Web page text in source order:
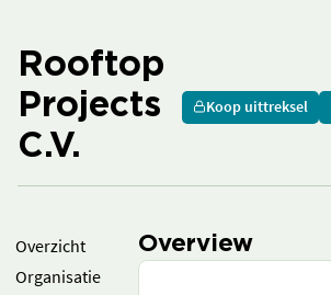
Rooftop
Projects
C.V.
Koop uittreksel
Overzicht
Organisatie
Overview